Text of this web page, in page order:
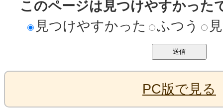
このページは見つけやすかった
見つけやすかった
ふつう
PC版で見る